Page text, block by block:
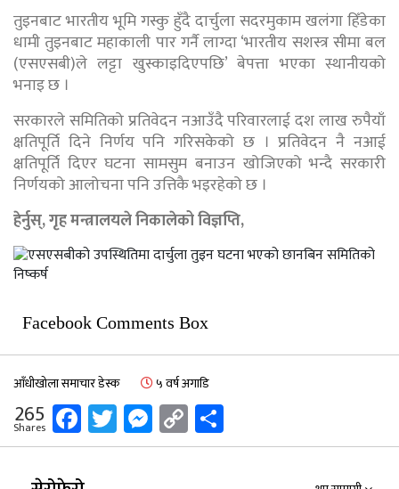
तुइनबाट भारतीय भूमि गस्कु हुँदै दार्चुला सदरमुकाम खलंगा हिँडेका
धामी तुइनबाट महाकाली पार गर्नै लाग्दा ‘भारतीय सशस्त्र सीमा बल
(एसएसबी)ले लट्टा खुस्काइदिएपछि’ बेपत्ता भएका स्थानीयको
भनाइ छ ।
सरकारले समितिको प्रतिवेदन नआउँदै परिवारलाई दश लाख रुपैयाँ
क्षतिपूर्ति दिने निर्णय पनि गरिसकेको छ । प्रतिवेदन नै नआई
क्षतिपूर्ति दिएर घटना सामसुम बनाउन खोजिएको भन्दै सरकारी
निर्णयको आलोचना पनि उत्तिकै भइरहेको छ ।
हेर्नुस्, गृह मन्त्रालयले निकालेको विज्ञप्ति,
Facebook Comments Box
आँधीखोला समाचार डेस्क ५ वर्ष अगाडि
265
Shares Facebook
Twitter
Messenger
Copy
Link